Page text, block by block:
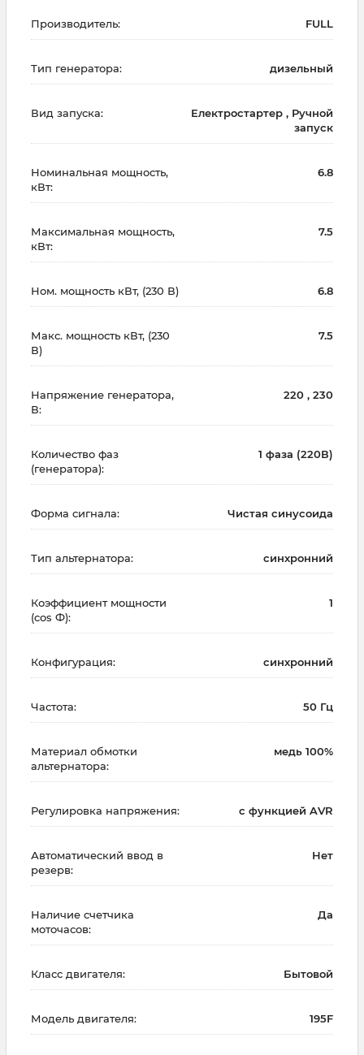
Производитель: FULL
Тип генератора: дизельный
Вид запуска:
Електростартер , Ручной
запуск
Номинальная мощность,
кВт:
6.8
Максимальная мощность,
кВт:
7.5
Ном. мощность кВт, (230 В) 6.8
Макс. мощность кВт, (230
В)
7.5
Напряжение генератора,
В:
220 , 230
Количество фаз
(генератора):
1 фаза (220В)
Форма сигнала: Чистая синусоида
Тип альтернатора: синхронний
Коэффициент мощности
(cos Ф):
1
Конфигурация: синхронний
Частота: 50 Гц
Материал обмотки
альтернатора:
медь 100%
Регулировка напряжения: с функцией AVR
Автоматический ввод в
резерв:
Нет
Наличие счетчика
моточасов:
Да
Класс двигателя: Бытовой
Модель двигателя: 195F